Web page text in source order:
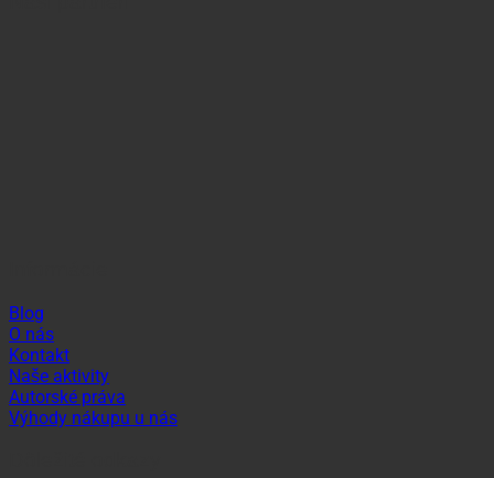
Blog
O nás
Kontakt
Naše aktivity
Autorské práva
Výhody nákupu u nás